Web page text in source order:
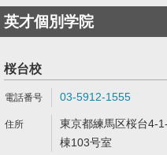
英才個別学院
桜台校
03-5912-1555
東京都練馬区桜台4-
棟103号室